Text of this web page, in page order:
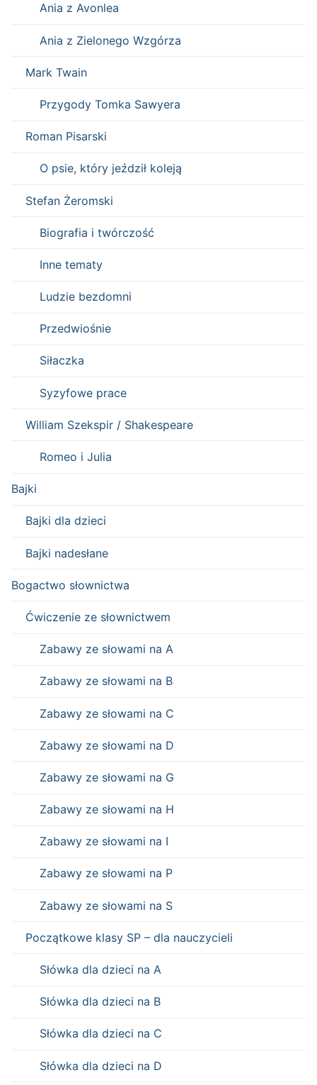
Ania z Avonlea
Ania z Zielonego Wzgórza
Mark Twain
Przygody Tomka Sawyera
Roman Pisarski
O psie, który jeździł koleją
Stefan Żeromski
Biografia i twórczość
Inne tematy
Ludzie bezdomni
Przedwiośnie
Siłaczka
Syzyfowe prace
William Szekspir / Shakespeare
Romeo i Julia
Bajki
Bajki dla dzieci
Bajki nadesłane
Bogactwo słownictwa
Ćwiczenie ze słownictwem
Zabawy ze słowami na A
Zabawy ze słowami na B
Zabawy ze słowami na C
Zabawy ze słowami na D
Zabawy ze słowami na G
Zabawy ze słowami na H
Zabawy ze słowami na I
Zabawy ze słowami na P
Zabawy ze słowami na S
Początkowe klasy SP – dla nauczycieli
Słówka dla dzieci na A
Słówka dla dzieci na B
Słówka dla dzieci na C
Słówka dla dzieci na D